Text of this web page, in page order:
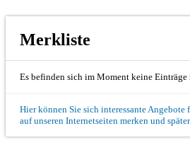
Merkliste
Es befinden sich im Moment keine
Hier können Sie sich interessante Angebote
auf unseren Internetseiten merken und